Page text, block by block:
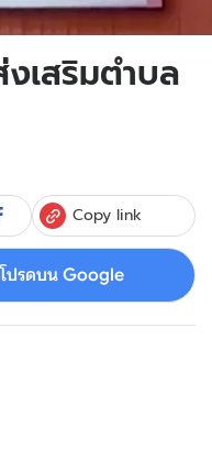
เสริมตำบล
Copy link
ปรดบน Google